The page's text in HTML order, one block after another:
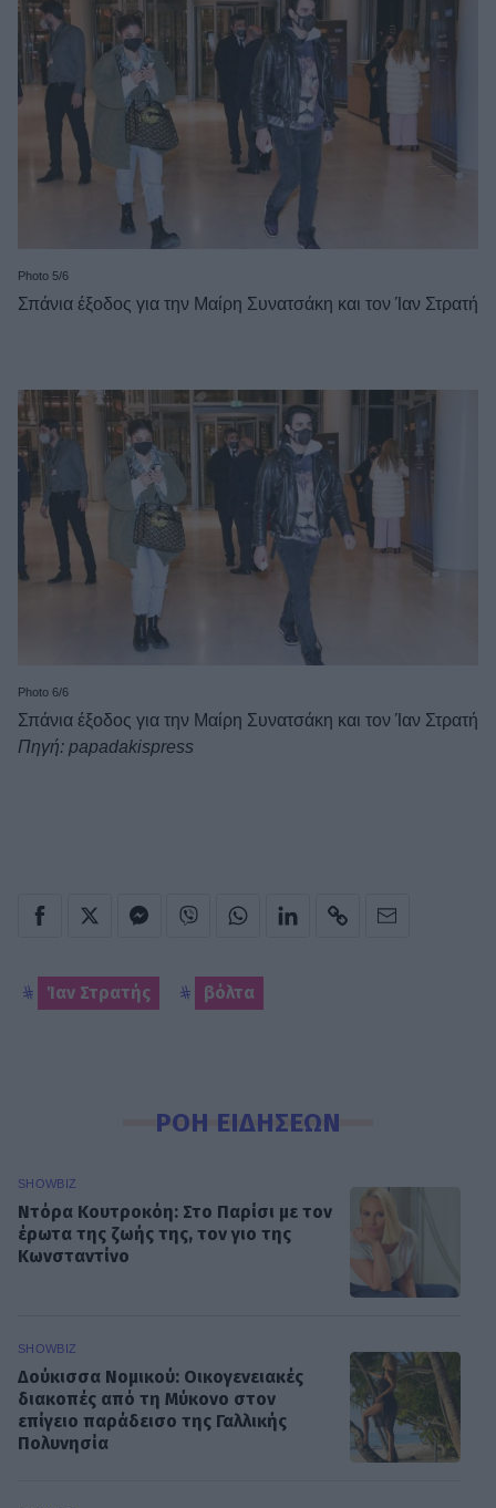
Photo 5/6
Σπάνια έξοδος για την Μαίρη Συνατσάκη και τον Ίαν Στρατή
Photo 6/6
Σπάνια έξοδος για την Μαίρη Συνατσάκη και τον Ίαν Στρατή
Πηγή: papadakispress
Ίαν Στρατής βόλτα
ΡΟΗ ΕΙΔΗΣΕΩΝ
SHOWBIZ
Ντόρα Κουτροκόη: Στο Παρίσι με τον
έρωτα της ζωής της, τον γιο της
Κωνσταντίνο
SHOWBIZ
Δούκισσα Νομικού: Οικογενειακές
διακοπές από τη Μύκονο στον
επίγειο παράδεισο της Γαλλικής
Πολυνησία